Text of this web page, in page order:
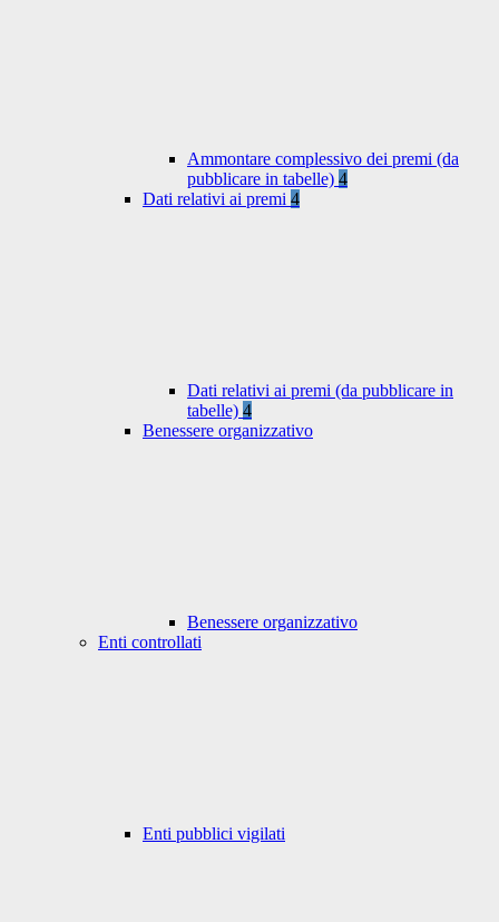
Ammontare complessivo dei premi (da
pubblicare in tabelle) 4
Dati relativi ai premi 4
Dati relativi ai premi (da pubblicare in
tabelle) 4
Benessere organizzativo
Benessere organizzativo
Enti controllati
Enti pubblici vigilati